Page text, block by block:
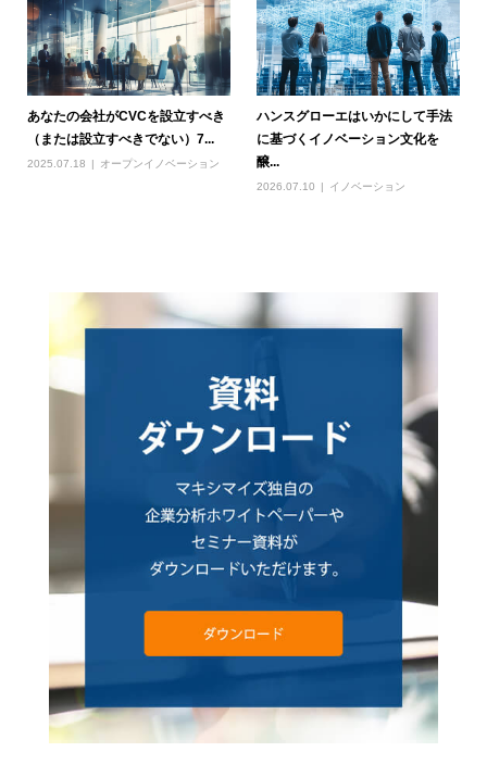
あなたの会社がCVCを設立すべき
（または設立すべきでない）7...
2025.07.18 オープンイノベーション
ハンスグローエはいかにして手法
に基づくイノベーション文化を
醸...
2026.07.10 イノベーション